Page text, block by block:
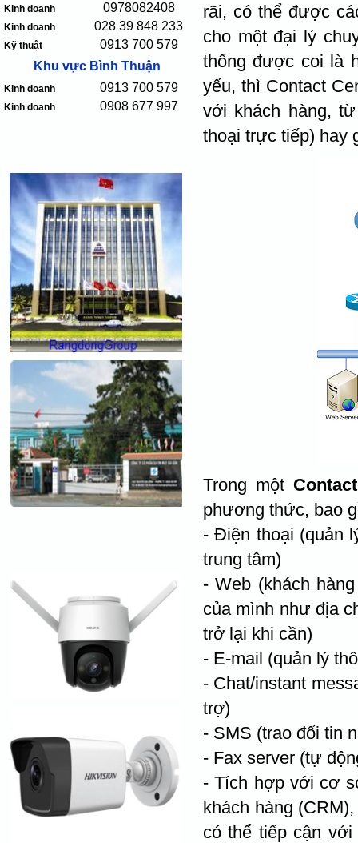
Kinh doanh 0978082408
Kinh doanh 028 39 848 233
Kỹ thuật
0913 700 579
Khu vực Bình Thuận
Kinh doanh 0913 700 579
Kinh doanh 0908 677 997
rãi, có thể được
cho một đại lý
thống được coi là
yếu, thì Contact
với khách hàng,
thoại trực tiếp) hay
Trong một
phương thức, bao
- Điện thoại (quản
trung tâm)
- Web (khách
của mình như địa
trở lại khi cần)
- E-mail (quản lý
- Chat/instant
trợ)
- SMS (trao đổi tin
- Fax server (tự
- Tích hợp với cơ
khách hàng
có thể tiếp cận